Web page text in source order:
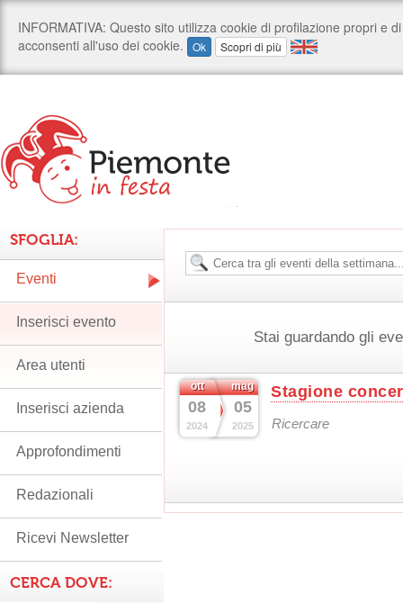
Stai guardando gli
ott
08
2024
mag
05
2025
Stagione
Ricercare
SFOGLIA:
Eventi
Inserisci evento
Area utenti
Inserisci azienda
Approfondimenti
Redazionali
Ricevi Newsletter
CERCA DOVE: